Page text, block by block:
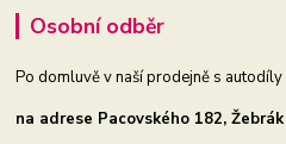
Osobní odběr
Po domluvě v naší prodejně s autodíly
na adrese Pacovského 182, Žebrák